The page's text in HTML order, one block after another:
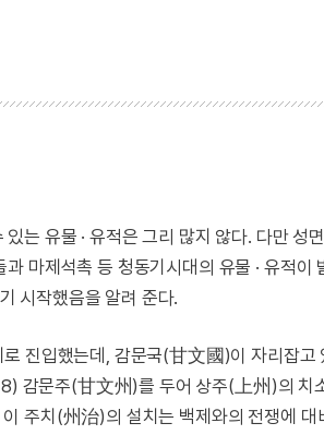
는 유물 · 유적은 그리 많지 않다. 다만 성
마제석촉 등 청동기시대의 유물 · 유적이
시작했음을 알려 준다.
진입했는데, 감문국(甘文國)이 자리잡고
감문주(甘文州)를 두어 상주(上州)의 치
주치(州治)의 설치는 백제와의 전쟁에